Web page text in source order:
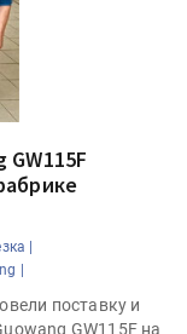
|
|
поставку и
GW115F на